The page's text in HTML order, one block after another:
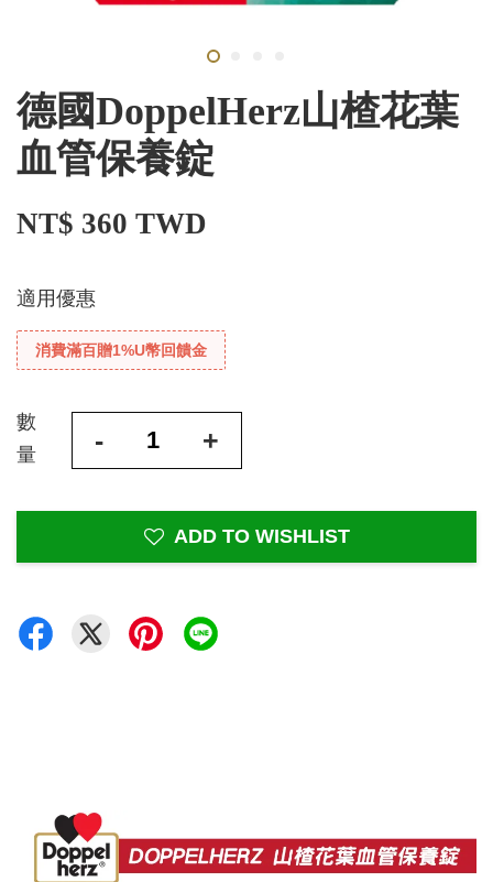
德國DoppelHerz山楂花葉
血管保養錠
NT$ 360 TWD
適用優惠
消費滿百贈1%U幣回饋金
數
量
- +
ADD TO WISHLIST